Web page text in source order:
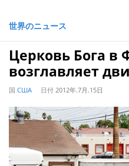
世界のニュース
Церковь Бога
возглавляет
国 США 日付 2012年.7月.15日